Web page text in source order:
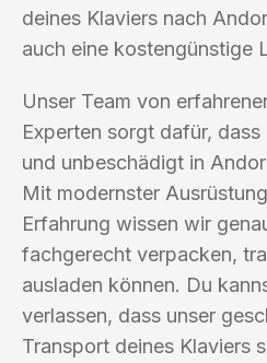
deines Klaviers nach
auch eine kostengünstige
Unser Team von
Experten sorgt dafür,
und unbeschädigt in
Mit modernster
Erfahrung wissen wir
fachgerecht verpacken,
ausladen können. Du
verlassen, dass unser
Transport deines Klaviers